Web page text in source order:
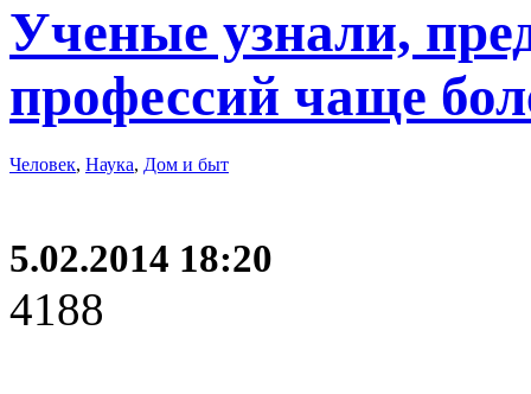
Ученые узнали,
профессий чаще
Человек, Наука, Дом и быт
5.02.2014 18:20
4188